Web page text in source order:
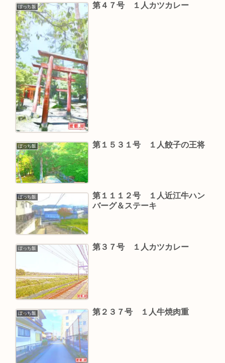
ぼっち飯 第４７号 １人カツカレー
ぼっち飯 第１５３１号 １人餃子の王将
ぼっち飯
第１１１２号 １人近江牛ハン
バーグ＆ステーキ
ぼっち飯 第３７号 １人カツカレー
ぼっち飯 第２３７号 １人牛焼肉重